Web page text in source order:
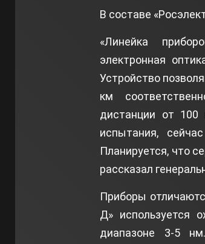
В составе
«Линейка
электронная
Устройство
км
дистанции от
испытания,
Планируется, что
рассказал
Приборы
Д» используется
диапазоне 3-5